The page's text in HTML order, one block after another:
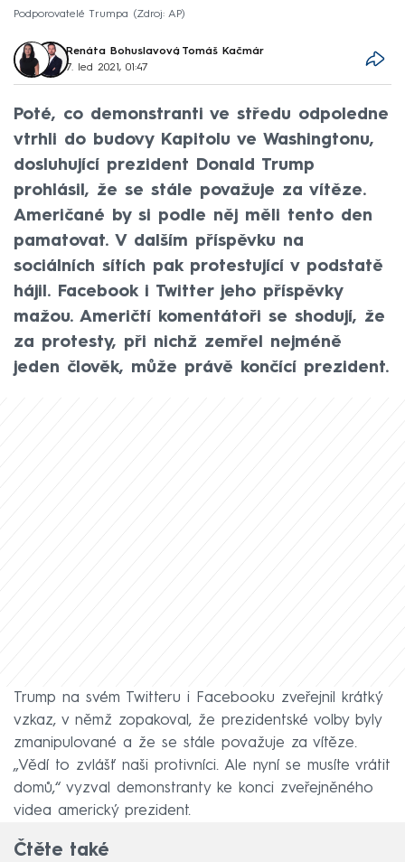
Podporovatelé Trumpa Zdroj: AP
Renáta Bohuslavová, Tomáš Kačmár
7. led 2021, 01:47
Poté, co demonstranti ve středu odpoledne
vtrhli do budovy Kapitolu ve Washingtonu,
dosluhující prezident Donald Trump
prohlásil, že se stále považuje za vítěze.
Američané by si podle něj měli tento den
pamatovat. V dalším příspěvku na
sociálních sítích pak protestující v podstatě
hájil. Facebook i Twitter jeho příspěvky
mažou. Američtí komentátoři se shodují, že
za protesty, při nichž zemřel nejméně
jeden člověk, může právě končící prezident.
Trump na svém Twitteru i Facebooku zveřejnil krátký
vzkaz, v němž zopakoval, že prezidentské volby byly
zmanipulované a že se stále považuje za vítěze.
„Vědí to zvlášť naši protivníci. Ale nyní se musíte vrátit
domů,“ vyzval demonstranty ke konci zveřejněného
videa americký prezident.
Čtěte také